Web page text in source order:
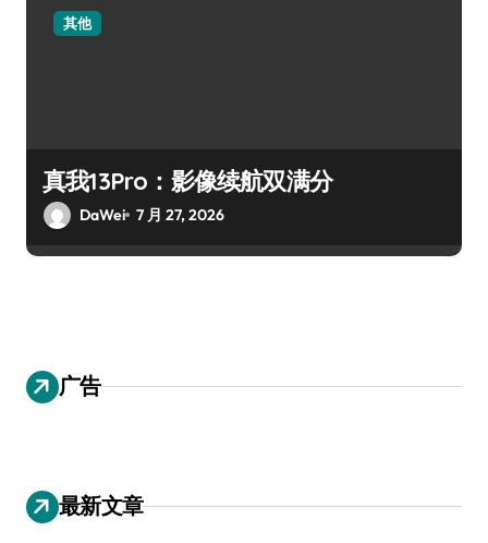
其他
真我13Pro：影像续航双满分
DaWei 7 月 27, 2026
广告
最新文章